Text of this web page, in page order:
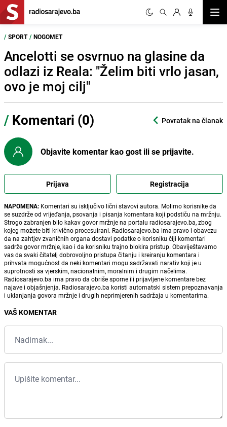
/ SPORT / NOGOMET
Ancelotti se osvrnuo na glasine da
odlazi iz Reala: "Želim biti vrlo jasan,
ovo je moj cilj"
/ Komentari (0) Povratak na članak
Objavite komentar kao gost ili se prijavite.
Prijava Registracija
NAPOMENA: Komentari su isključivo lični stavovi autora. Molimo korisnike da
se suzdrže od vrijeđanja, psovanja i pisanja komentara koji podstiču na mržnju.
Strogo zabranjen bilo kakav govor mržnje na portalu radiosarajevo.ba, zbog
kojeg možete biti krivično procesuirani. Radiosarajevo.ba ima pravo i obavezu
da na zahtjev zvaničnih organa dostavi podatke o korisniku čiji komentari
sadrže govor mržnje, kao i da korisniku trajno blokira pristup. Obaviještavamo
vas da svaki čitatelj dobrovoljno pristupa čitanju i kreiranju komentara i
prihvata mogućnost da neki komentari mogu sadržavati narativ koji je u
suprotnosti sa vjerskim, nacionalnim, moralnim i drugim načelima.
Radiosarajevo.ba ima pravo da obriše sporne ili prijavljene komentare bez
najave i objašnjenja. Radiosarajevo.ba koristi automatski sistem prepoznavanja
i uklanjanja govora mržnje i drugih neprimjerenih sadržaja u komentarima.
VAŠ KOMENTAR